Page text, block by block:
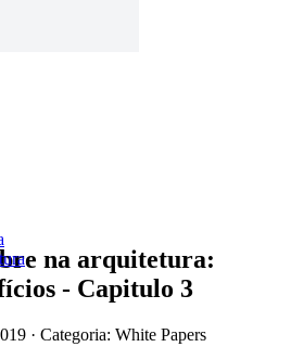
na arquitetura:
- Capitulo 3
· Categoria: White Papers